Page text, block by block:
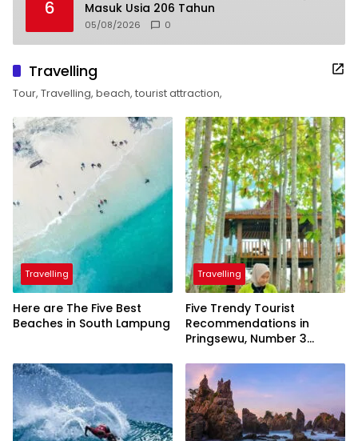
6
Masuk Usia 206 Tahun
05/08/2026 0
Travelling
Tour, Travelling, beach, tourist attraction,
Travelling
Here are The Five Best
Beaches in South Lampung
Travelling
Five Trendy Tourist
Recommendations in
Pringsewu, Number 3
President